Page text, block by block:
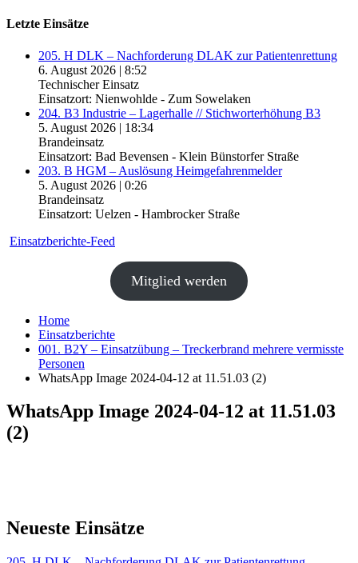
Letzte Einsätze
205. H DLK – Nachforderung DLAK zur Patientenrettung
6. August 2026 | 8:52
Technischer Einsatz
Einsatzort: Nienwohlde - Zum Sowelaken
204. B3 Industrie – Lagerhalle // Stichworterhöhung B3
5. August 2026 | 18:34
Brandeinsatz
Einsatzort: Bad Bevensen - Klein Bünstorfer Straße
203. B HGM – Auslösung Heimgefahrenmelder
5. August 2026 | 0:26
Brandeinsatz
Einsatzort: Uelzen - Hambrocker Straße
Einsatzberichte-Feed
Mitglied werden
Home
Einsatzberichte
001. B2Y – Einsatzübung – Treckerbrand mehrere vermisste
Personen
WhatsApp Image 2024-04-12 at 11.51.03 (2)
WhatsApp Image 2024-04-12 at 11.51.03
(2)
Neueste Einsätze